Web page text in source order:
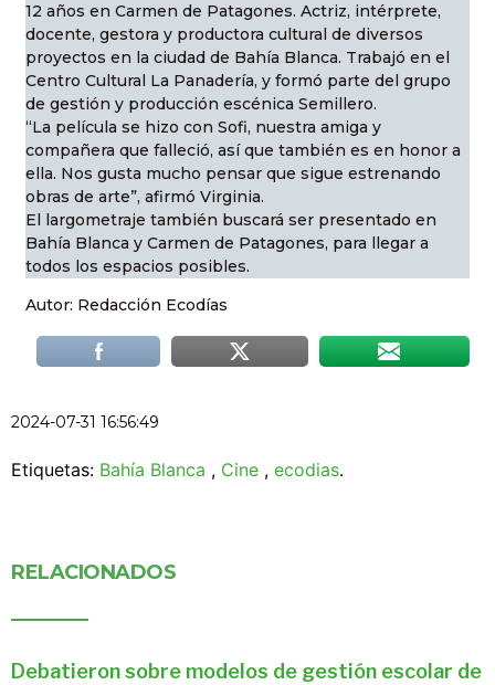
12 años en Carmen de Patagones. Actriz, intérprete,
docente, gestora y productora cultural de diversos
proyectos en la ciudad de Bahía Blanca. Trabajó en el
Centro Cultural La Panadería, y formó parte del grupo
de gestión y producción escénica Semillero.
“La película se hizo con Sofi, nuestra amiga y
compañera que falleció, así que también es en honor a
ella. Nos gusta mucho pensar que sigue estrenando
obras de arte”, afirmó Virginia.
El largometraje también buscará ser presentado en
Bahía Blanca y Carmen de Patagones, para llegar a
todos los espacios posibles.
Autor: Redacción Ecodías
2024-07-31 16:56:49
Etiquetas: Bahía Blanca , Cine , ecodias.
RELACIONADOS
Debatieron sobre modelos de gestión escolar de